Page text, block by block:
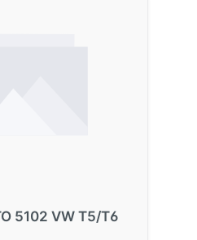
5102 VW T5/T6